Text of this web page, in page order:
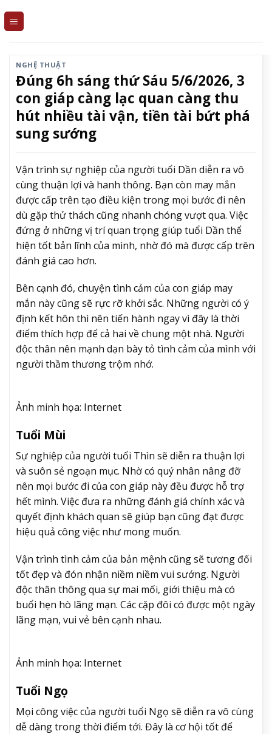
NGHỆ THUẬT
Đúng 6h sáng thứ Sáu 5/6/2026, 3
con giáp càng lạc quan càng thu
hút nhiều tài vận, tiền tài bứt phá
sung sướng
Vận trình sự nghiệp của người tuổi Dần diễn ra vô
cùng thuận lợi và hanh thông. Bạn còn may mắn
được cấp trên tạo điều kiện trong mọi bước đi nên
dù gặp thử thách cũng nhanh chóng vượt qua. Việc
đứng ở những vị trí quan trọng giúp tuổi Dần thể
hiện tốt bản lĩnh của mình, nhờ đó mà được cấp trên
đánh giá cao hơn.
Bên cạnh đó, chuyện tình cảm của con giáp may
mắn này cũng sẽ rực rỡ khởi sắc. Những người có ý
định kết hôn thì nên tiến hành ngay vì đây là thời
điểm thích hợp để cả hai về chung một nhà. Người
độc thân nên mạnh dạn bày tỏ tình cảm của mình với
người thầm thương trộm nhớ.
Ảnh minh họa: Internet
Tuổi Mùi
Sự nghiệp của người tuổi Thìn sẽ diễn ra thuận lợi
và suôn sẻ ngoạn mục. Nhờ có quý nhân nâng đỡ
nên mọi bước đi của con giáp này đều được hỗ trợ
hết mình. Việc đưa ra những đánh giá chính xác và
quyết định khách quan sẽ giúp bạn cũng đạt được
hiệu quả công việc như mong muốn.
Vận trình tình cảm của bản mệnh cũng sẽ tương đối
tốt đẹp và đón nhận niềm niềm vui sướng. Người
độc thân thông qua sự mai mối, giới thiệu mà có
buổi hẹn hò lãng mạn. Các cặp đôi có được một ngày
lãng mạn, vui vẻ bên cạnh nhau.
Ảnh minh họa: Internet
Tuổi Ngọ
Mọi công việc của người tuổi Ngọ sẽ diễn ra vô cùng
dễ dàng trong thời điểm tới. Đây là cơ hội tốt để